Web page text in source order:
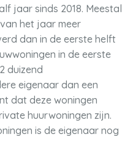
jaar sinds 2018. Meestal
het jaar meer
dan in de eerste helft
in de eerste
duizend
eigenaar dan een
dat deze woningen
huurwoningen zijn.
is de eigenaar nog